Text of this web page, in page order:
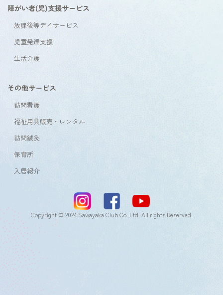
障がい者(児)支援サービス
放課後等デイサービス
児童発達支援
生活介護
その他サービス
訪問看護
福祉用具販売・レンタル
訪問鍼灸
保育所
入居紹介
Copyright © 2024 Sawayaka Club Co.,Ltd. All rights Reserved.